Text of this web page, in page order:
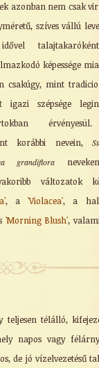
azonban nem csak
szíves vállú
képessége
csakúgy, mint
igazi szépsége
korábbi nevein,
grandiflora
változatok
, a'Violacea', a
'Morning Blush',
teljesen télálló,
napos vagy
de jó vízelvezetésű